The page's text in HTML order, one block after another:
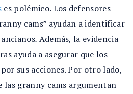
es polémico. Los defensores
cams” ayudan a identificar
. Además, la evidencia
ayuda a asegurar que los
sus acciones. Por otro lado,
las granny cams argumentan